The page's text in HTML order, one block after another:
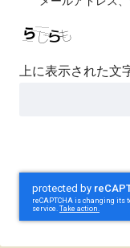
上に表示された文